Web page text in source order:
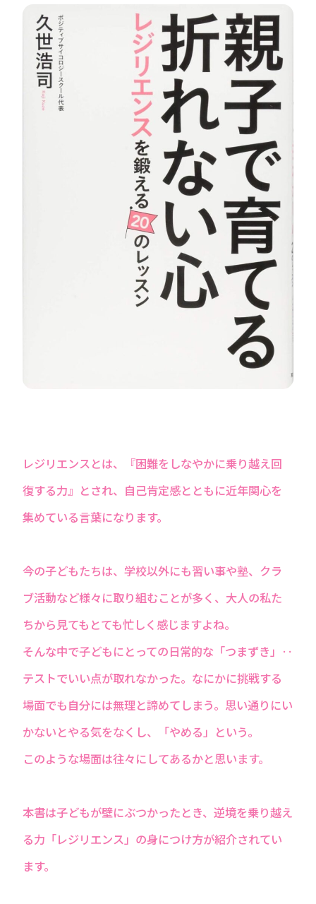
レジリエンスとは、『困難をしなやかに乗り越え回
復する力』とされ、自己肯定感とともに近年関心を
集めている言葉になります。
今の子どもたちは、学校以外にも習い事や塾、クラ
ブ活動など様々に取り組むことが多く、大人の私た
ちから見てもとても忙しく感じますよね。
そんな中で子どもにとっての日常的な「つまずき」‥
テストでいい点が取れなかった。なにかに挑戦する
場面でも自分には無理と諦めてしまう。思い通りにい
かないとやる気をなくし、「やめる」という。
このような場面は往々にしてあるかと思います。
本書は子どもが壁にぶつかったとき、逆境を乗り越え
る力「レジリエンス」の身につけ方が紹介されてい
ます。